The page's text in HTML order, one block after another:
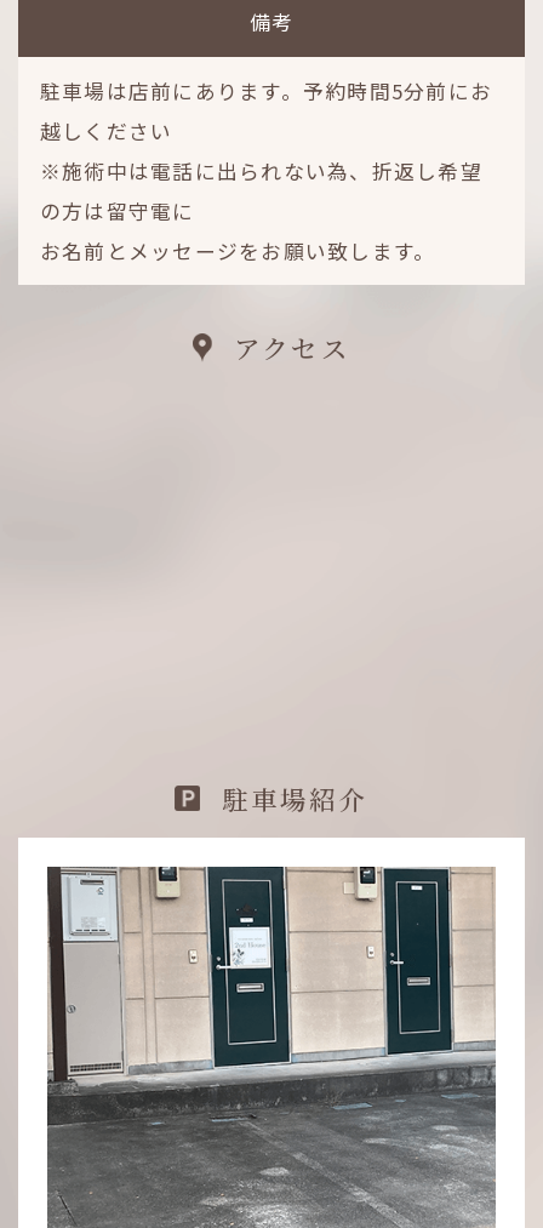
備考
駐車場は店前にあります。予約時間5分前にお
越しください
※施術中は電話に出られない為、折返し希望
の方は留守電に
お名前とメッセージをお願い致します。
アクセス
駐車場紹介